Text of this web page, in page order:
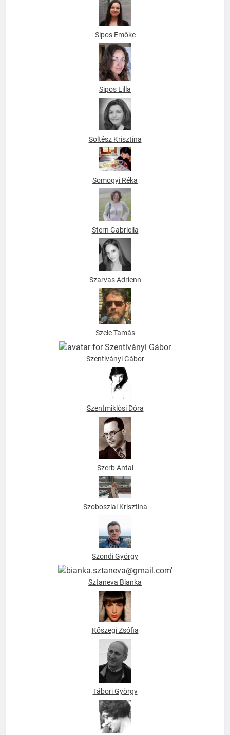
Sipos Emőke
Sipos Lilla
Soltész Krisztina
Somogyi Réka
Stern Gabriella
Szarvas Adrienn
Szele Tamás
Szentiványi Gábor
Szentmiklósi Dóra
Szerb Antal
Sztaneva Bianka
Kőszegi Zsófia
Tábori György